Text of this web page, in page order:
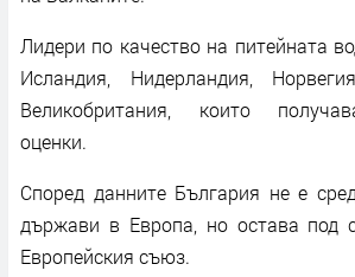
Лидери по качество на питейната
Исландия, Нидерландия,
Великобритания, които
оценки.
Според данните България не е
държави в Европа, но остава под
Европейския съюз.